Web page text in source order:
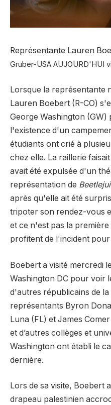
Représentante Lauren
Gruber-USA AUJOURD'HUI
Lorsque la représentante
Lauren Boebert (R-CO)
George Washington (GW)
l'existence d'un
étudiants ont crié à
chez elle. La raillerie
avait été expulsée d'un
représentation de
après qu'elle ait été
tripoter son rendez-vous
et ce n'est pas la
profitent de l'incident
Boebert a visité mercredi
Washington DC pour voir
d'autres républicains de
représentants Byron
Luna (FL) et James
et d’autres collèges et
Washington ont établi le
dernière.
Lors de sa visite, Boebert
drapeau palestinien